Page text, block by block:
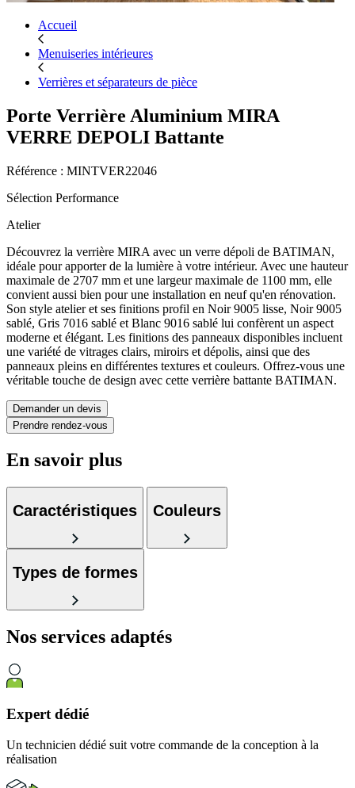
Accueil
Menuiseries intérieures
Verrières et séparateurs de pièce
Porte Verrière Aluminium MIRA
VERRE DEPOLI Battante
Référence : MINTVER22046
Sélection Performance
Atelier
Découvrez la verrière MIRA avec un verre dépoli de BATIMAN,
idéale pour apporter de la lumière à votre intérieur. Avec une hauteur
maximale de 2707 mm et une largeur maximale de 1100 mm, elle
convient aussi bien pour une installation en neuf qu'en rénovation.
Son style atelier et ses finitions profil en Noir 9005 lisse, Noir 9005
sablé, Gris 7016 sablé et Blanc 9016 sablé lui confèrent un aspect
moderne et élégant. Les finitions des panneaux disponibles incluent
une variété de vitrages clairs, miroirs et dépolis, ainsi que des
panneaux pleins en différentes textures et couleurs. Offrez-vous une
véritable touche de design avec cette verrière battante BATIMAN.
Demander un devis
Prendre rendez-vous
En savoir plus
Caractéristiques Couleurs
Types de formes
Nos services adaptés
Expert dédié
Un technicien dédié suit votre commande de la conception à la
réalisation